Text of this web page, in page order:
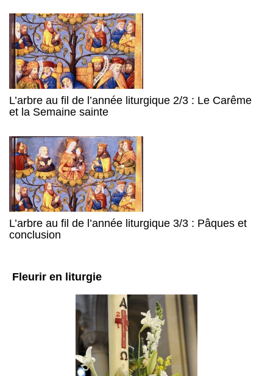
L’arbre au fil de l’année liturgique 2/3 : Le Carême
et la Semaine sainte
L’arbre au fil de l’année liturgique 3/3 : Pâques et
conclusion
Fleurir en liturgie